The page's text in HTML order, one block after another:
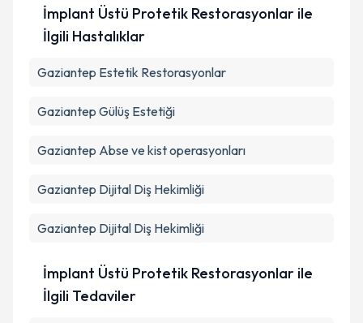
İmplant Üstü Protetik Restorasyonlar ile
İlgili Hastalıklar
Gaziantep Estetik Restorasyonlar
Gaziantep Gülüş Estetiği
Gaziantep Abse ve kist operasyonları
Gaziantep Dijital Diş Hekimliği
Gaziantep Dijital Diş Hekimliği
İmplant Üstü Protetik Restorasyonlar ile
İlgili Tedaviler